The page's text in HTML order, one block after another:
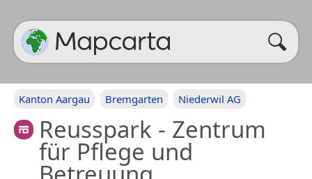
Kanton Aargau Bremgarten Niederwil AG
Reusspark - Zentrum
für Pflege und